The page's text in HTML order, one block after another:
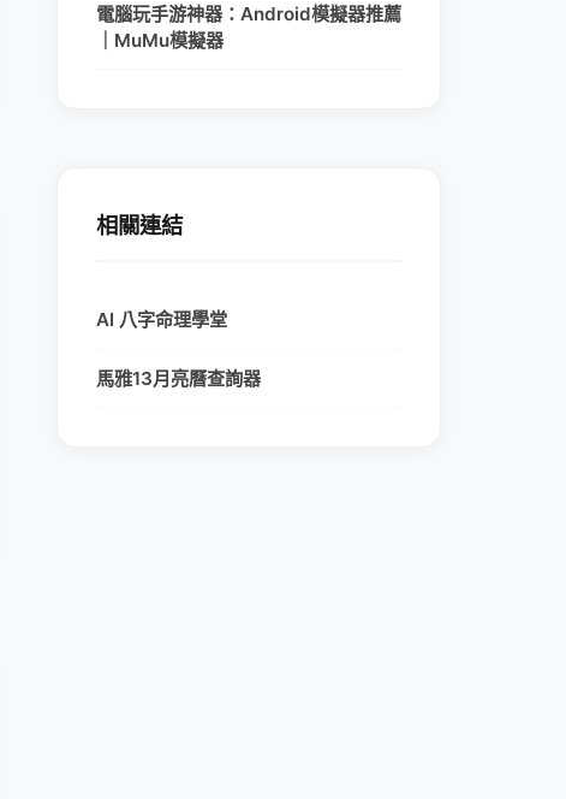
電腦玩手游神器：Android模擬器推薦
｜MuMu模擬器
相關連結
AI 八字命理學堂
馬雅13月亮曆查詢器